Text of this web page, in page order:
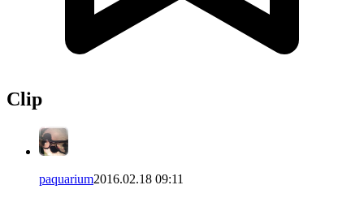
Clip
paquarium2016.02.18 09:11